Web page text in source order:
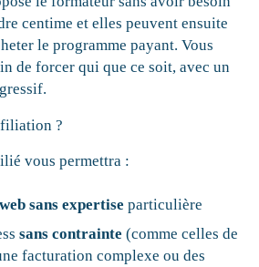
centime et elles peuvent ensuite
le programme payant. Vous
de forcer qui que ce soit, avec un
?
vous permettra :
sans expertise particulière
sans contrainte(comme celles de
facturation complexe ou des